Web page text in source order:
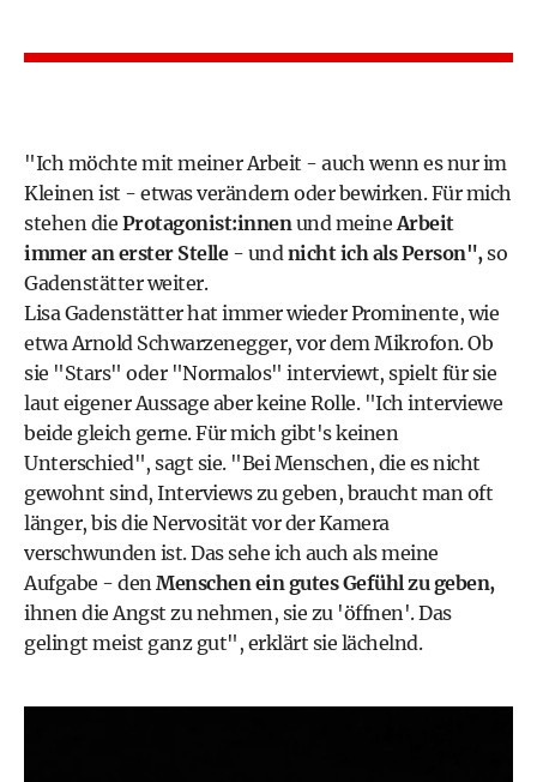
"Ich möchte mit meiner Arbeit - auch wenn es nur im
Kleinen ist - etwas verändern oder bewirken. Für mich
stehen die Protagonist:innen und meine Arbeit
immer an erster Stelle- und nicht ich als Person", so
Gadenstätter weiter.
Lisa Gadenstätter hat immer wieder Prominente, wie
etwa Arnold Schwarzenegger, vor dem Mikrofon. Ob
sie "Stars" oder "Normalos" interviewt, spielt für sie
laut eigener Aussage aber keine Rolle. "Ich interviewe
beide gleich gerne. Für mich gibt's keinen
Unterschied", sagt sie. "Bei Menschen, die es nicht
gewohnt sind, Interviews zu geben, braucht man oft
länger, bis die Nervosität vor der Kamera
verschwunden ist. Das sehe ich auch als meine
Aufgabe - den Menschen ein gutes Gefühl zu geben,
ihnen die Angst zu nehmen, sie zu 'öffnen'. Das
gelingt meist ganz gut", erklärt sie lächelnd.